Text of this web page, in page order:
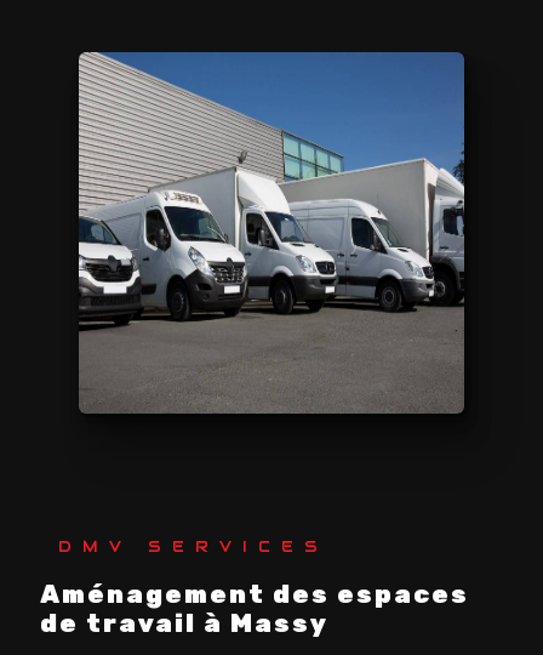
DMV SERVICES
Aménagement des espaces
de travail à Massy